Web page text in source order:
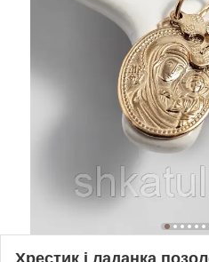
Хрестик і ладанка